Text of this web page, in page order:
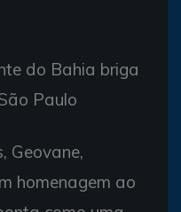
do Bahia briga
Paulo
Geovane,
homenagem ao